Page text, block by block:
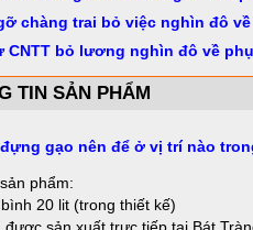
chàng trai bỏ việc nghìn đô
CNTT bỏ lương nghìn đô về
TIN SẢN PHẨM
gạo nên để ở vị trí nào
phẩm:
20 lit (trong thiết kế)